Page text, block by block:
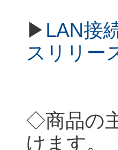
▶ LAN接
スリリー
◇商品の
けます。